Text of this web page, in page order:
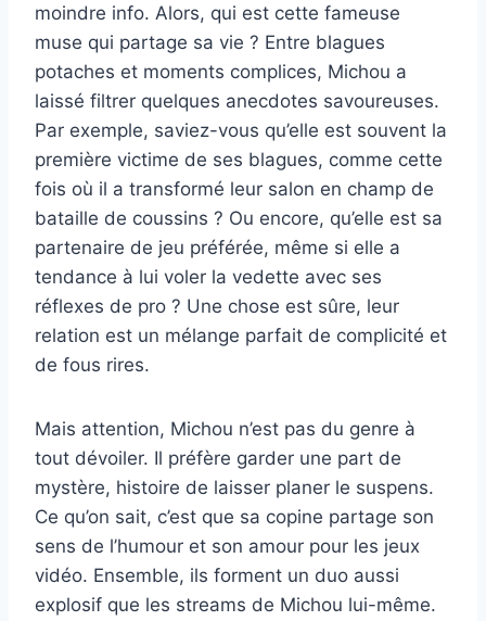
moindre info. Alors, qui est cette fameuse
muse qui partage sa vie ? Entre blagues
potaches et moments complices, Michou a
laissé filtrer quelques anecdotes savoureuses.
Par exemple, saviez-vous qu’elle est souvent la
première victime de ses blagues, comme cette
fois où il a transformé leur salon en champ de
bataille de coussins ? Ou encore, qu’elle est sa
partenaire de jeu préférée, même si elle a
tendance à lui voler la vedette avec ses
réflexes de pro ? Une chose est sûre, leur
relation est un mélange parfait de complicité et
de fous rires.
Mais attention, Michou n’est pas du genre à
tout dévoiler. Il préfère garder une part de
mystère, histoire de laisser planer le suspens.
Ce qu’on sait, c’est que sa copine partage son
sens de l’humour et son amour pour les jeux
vidéo. Ensemble, ils forment un duo aussi
explosif que les streams de Michou lui-même.